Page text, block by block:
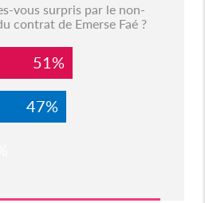
vous surpris par le non-
contrat de Emerse Faé ?
51%
47%